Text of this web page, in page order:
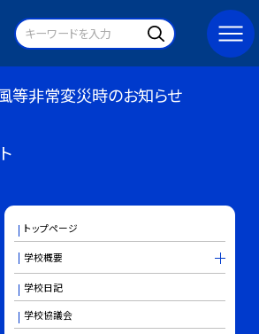
等非常変災時のお知らせ
トップページ
学校概要
学校日記
学校協議会